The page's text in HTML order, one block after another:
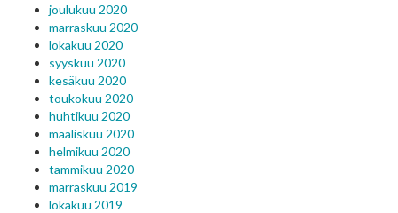
joulukuu 2020
marraskuu 2020
lokakuu 2020
syyskuu 2020
kesäkuu 2020
toukokuu 2020
huhtikuu 2020
maaliskuu 2020
helmikuu 2020
tammikuu 2020
marraskuu 2019
lokakuu 2019